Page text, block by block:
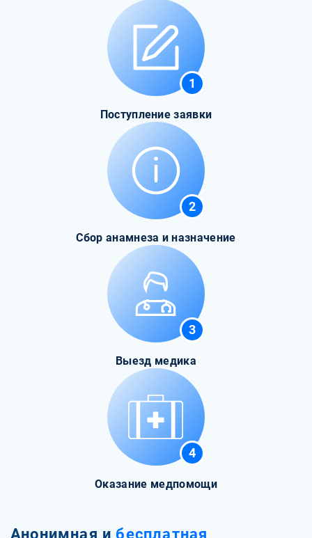
1
Поступление заявки
2
Сбор анамнеза и назначение
3
Выезд медика
4
Оказание медпомощи
Анонимная и бесплатная